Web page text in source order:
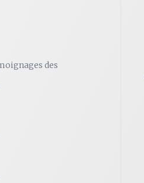
des